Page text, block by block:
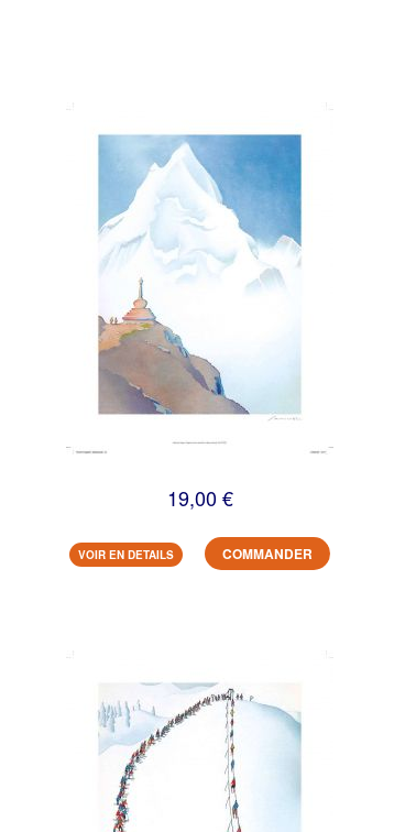
19,00 €
VOIR EN DETAILS COMMANDER